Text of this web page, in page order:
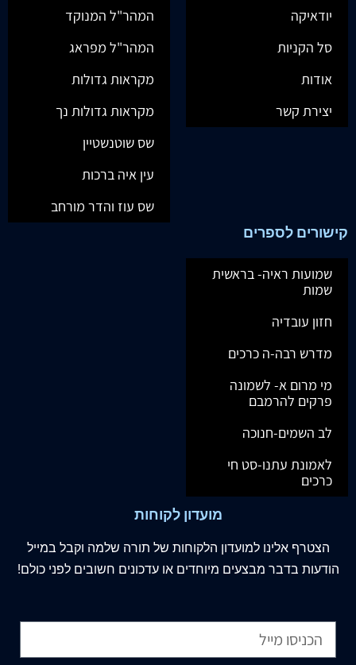
יודאיקה
סל הקניות
אודות
יצירת קשר
המהר"ל המנוקד
המהר"ל מפראג
מקראות גדולות
מקראות גדולות נך
שס שוטנשטיין
עין איה ברכות
שס עוז והדר מורחב
קישורים לספרים
שמועות ראיה- בראשית
שמות
חזון עובדיה
מדרש רבה-ה כרכים
מי מרום א- לשמונה
פרקים להרמבם
לב השמים-חנוכה
לאמונת עתנו-סט חי
כרכים
מועדון לקוחות
הצטרף אלינו למועדון הלקוחות של תורה שלמה וקבל במייל
הודעות בדבר מבצעים מיוחדים או עדכונים חשובים לפני כולם!